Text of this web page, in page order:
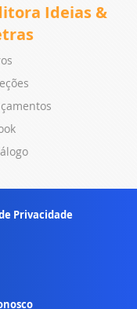
Ideias &
Privacidade